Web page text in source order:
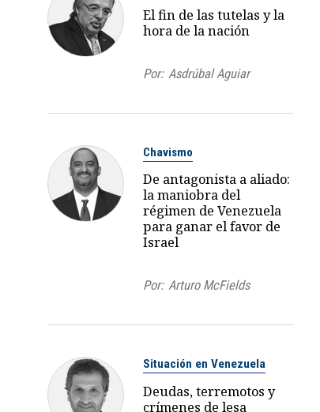
El fin de las tutelas y la
hora de la nación
Por: Asdrúbal Aguiar
Chavismo
De antagonista a aliado:
la maniobra del
régimen de Venezuela
para ganar el favor de
Israel
Por: Arturo McFields
Situación en Venezuela
Deudas, terremotos y
crímenes de lesa